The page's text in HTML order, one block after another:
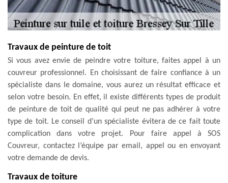
Travaux de peinture de toit
Si vous avez envie de peindre votre toiture, faites appel à un
couvreur professionnel. En choisissant de faire confiance à un
spécialiste dans le domaine, vous aurez un résultat efficace et
selon votre besoin. En effet, il existe différents types de produit
de peinture de toit de qualité qui peut ne pas adhérer à votre
type de toit. Le conseil d’un spécialiste évitera de ce fait toute
complication dans votre projet. Pour faire appel à SOS
Couvreur, contactez l’équipe par email, appel ou en envoyant
votre demande de devis.
Travaux de toiture